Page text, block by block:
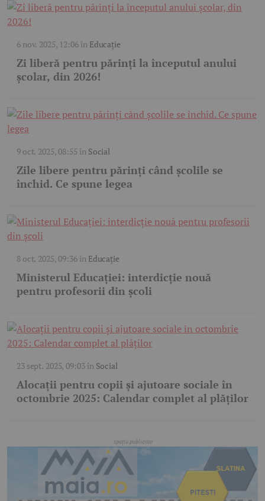
6 nov. 2025, 12:06în Educație
Zi liberă pentru părinți la începutul anului
școlar, din 2026!
9 oct. 2025, 08:55 în Social
Zile libere pentru părinți când școlile se
închid. Ce spune legea
8 oct. 2025, 09:36în Educație
Ministerul Educației: interdicție nouă
pentru profesorii din școli
23 sept. 2025, 09:03în Social
Alocații pentru copii și ajutoare sociale în
octombrie 2025: Calendar complet al plăților